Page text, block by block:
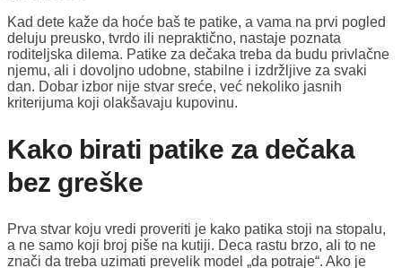
Kad dete kaže da hoće baš te patike, a vama na prvi pogled
deluju preusko, tvrdo ili nepraktično, nastaje poznata
roditeljska dilema. Patike za dečaka treba da budu privlačne
njemu, ali i dovoljno udobne, stabilne i izdržljive za svaki
dan. Dobar izbor nije stvar sreće, već nekoliko jasnih
kriterijuma koji olakšavaju kupovinu.
Kako birati patike za dečaka
bez greške
Prva stvar koju vredi proveriti je kako patika stoji na stopalu,
a ne samo koji broj piše na kutiji. Deca rastu brzo, ali to ne
znači da treba uzimati prevelik model „da potraje“. Ako je